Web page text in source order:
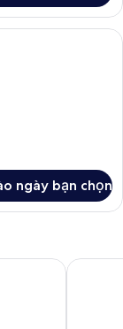
kháng dị ứng,
ngày bạn chọn